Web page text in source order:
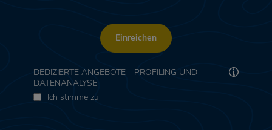
Einreichen
DEDIZIERTE ANGEBOTE - PROFILING UND
DATENANALYSE
Ich stimme zu